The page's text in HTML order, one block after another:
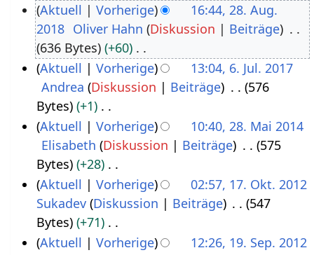
2
0g
1
Aktuell Vorherige
16:44, 28. Aug.
2018 Oliver Hahn Diskussion
Beiträge
636 Bytes
+60
K
i
n
B
e
a
r
b
J
1
Aktuell Vorherige
13:04, 6. Jul. 2017
Andrea Diskussion Beiträge
576
Bytes
+1
K
i
n
e
B
e
Aktuell Vorherige
10:40, 28. Mai 2014
Elisabeth Diskussion Beiträge
575
Bytes
+28
K
e
i
n
Aktuell Vorherige
02:57, 17. Okt. 2012
Sukadev Diskussion Beiträge
547
Bytes
+71
KAktuell Vorherige
12:26, 19. Sep. 2012